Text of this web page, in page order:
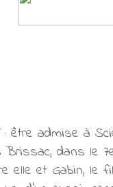
être admise à
dans le
elle et Gabin,